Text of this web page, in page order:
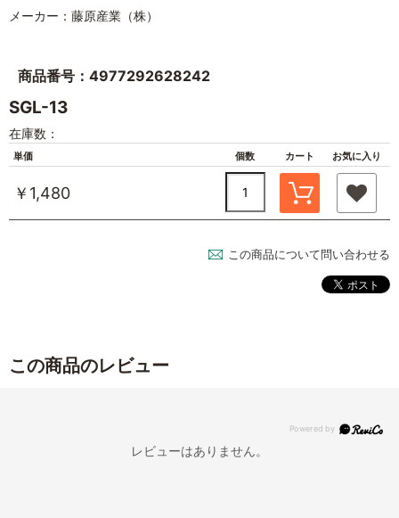
メーカー：藤原産業（株）
商品番号：4977292628242
SGL-13
在庫数：
単価 個数 カート お気に入り
￥1,480
この商品について問い合わせる
この商品のレビュー
レビューはありません。